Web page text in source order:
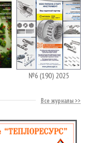
№6 (190) 2025
Все журналы